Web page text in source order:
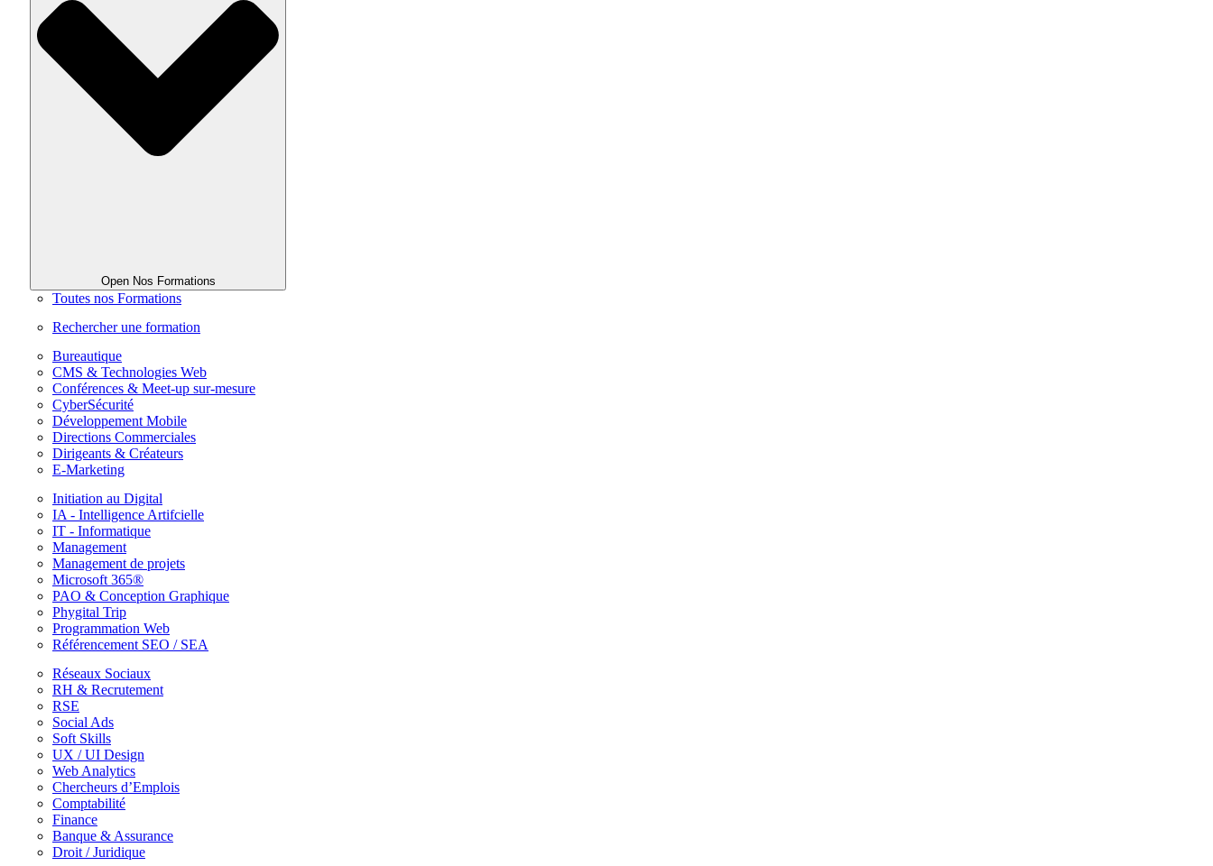
Open Nos Formations
Toutes nos Formations
Rechercher une formation
Bureautique
CMS & Technologies Web
Conférences & Meet-up sur-mesure
CyberSécurité
Développement Mobile
Directions Commerciales
Dirigeants & Créateurs
E-Marketing
Initiation au Digital
IA - Intelligence Artifcielle
IT - Informatique
Management
Management de projets
Microsoft 365®
PAO & Conception Graphique
Phygital Trip
Programmation Web
Référencement SEO / SEA
Réseaux Sociaux
RH & Recrutement
RSE
Social Ads
Soft Skills
UX / UI Design
Web Analytics
Chercheurs d’Emplois
Comptabilité
Finance
Banque & Assurance
Droit / Juridique